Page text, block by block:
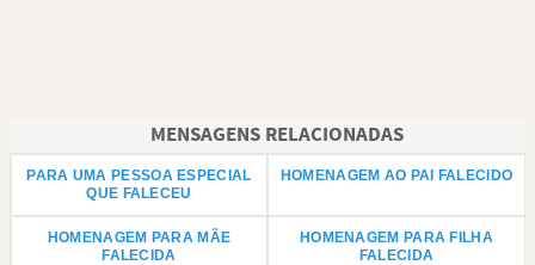
MENSAGENS RELACIONADAS
PARA UMA PESSOA ESPECIAL
QUE FALECEU
HOMENAGEM AO PAI FALECIDO
HOMENAGEM PARA MÃE
FALECIDA
HOMENAGEM PARA FILHA
FALECIDA